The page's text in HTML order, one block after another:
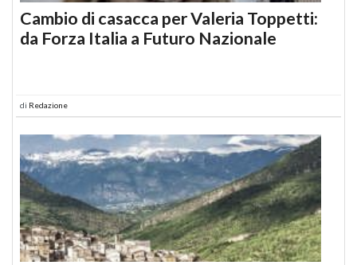
Cambio di casacca per Valeria Toppetti:
da Forza Italia a Futuro Nazionale
di Redazione